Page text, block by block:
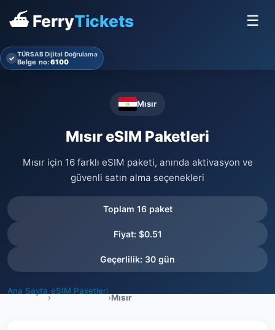
⛴ FerryTickets ☰
✓ TÜRSAB Dijital Doğrulama
Belge no:6100
Mısır
Mısır eSIM Paketleri
Mısır için 16 farklı eSIM paketi, anında aktivasyon ve
güvenli satın alma seçenekleri
Toplam 16 paket
Fiyat: $0.51
Geçerlilik: 30 gün
Ana Sayfa
›
eSIM Paketleri
›Mısır